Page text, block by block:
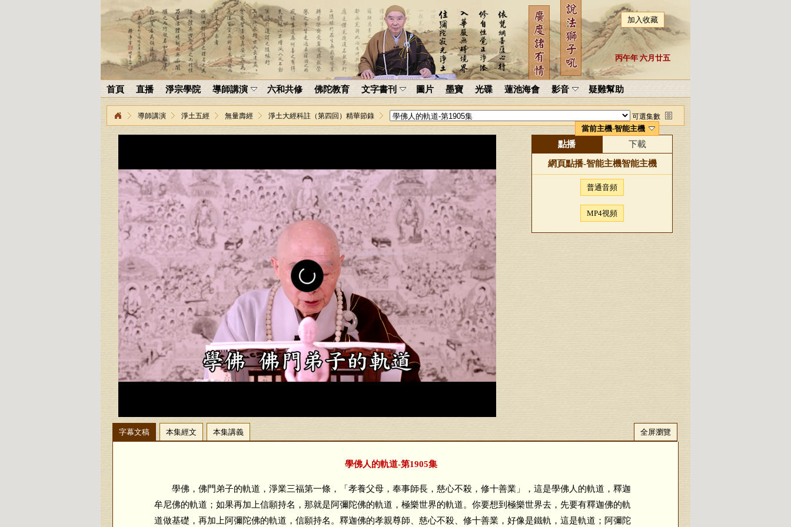
加入收藏
丙午年 六月廿五
首頁 直播 淨宗學院 導師講演 六和共修 佛陀教育 文字書刊 圖片 墨寶 光碟 蓮池海會 影音 疑難幫助
導師講演 淨土五經 無量壽經 淨土大經科註（第四回）精華節錄 可選集數
當前主機-智能主機
點播 下載
網頁點播-智能主機智能主機
普通音頻
MP4視頻
字幕文稿 本集經文 本集講義 全屏瀏覽
學佛人的軌道-第1905集
學佛，佛門弟子的軌道，淨業三福第一條，「孝養父母，奉事師長，慈心不殺，修十善業」，這是學佛人的軌道，釋迦
牟尼佛的軌道；如果再加上信願持名，那就是阿彌陀佛的軌道，極樂世界的軌道。你要想到極樂世界去，先要有釋迦佛的軌
道做基礎，再加上阿彌陀佛的軌道，信願持名。釋迦佛的孝親尊師、慈心不殺、修十善業，好像是鐵軌，這是軌道；阿彌陀